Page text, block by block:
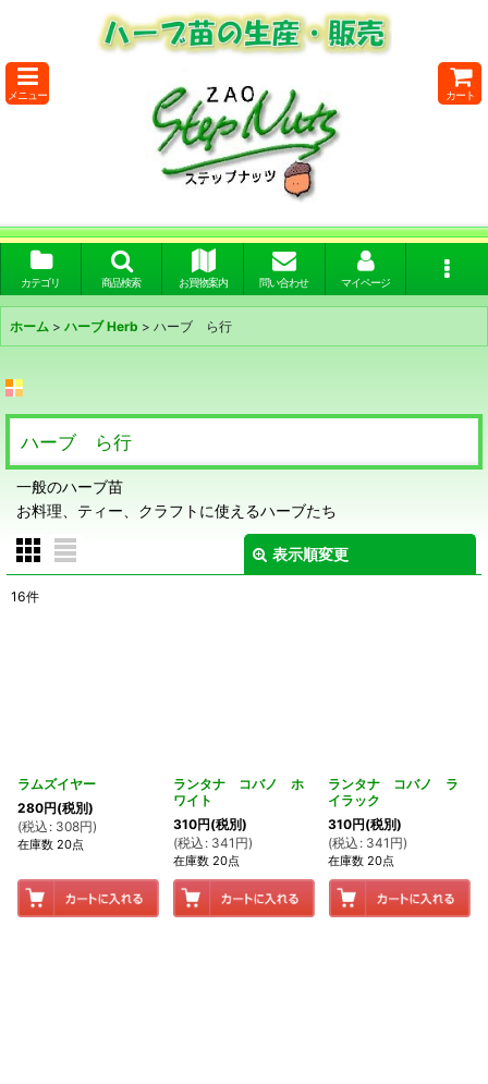
メニュー カート
カテゴリ 商品検索 お買物案内 問い合わせ マイページ
ホーム > ハーブ Herb > ハーブ ら行
ハーブ ら行
一般のハーブ苗
お料理、ティー、クラフトに使えるハーブたち
表示順変更
16件
ラムズイヤー
280円(税別)
(税込 : 308円)
在庫数 20点
ランタナ コバノ ホ
ワイト
310円(税別)
(税込 : 341 円)
在庫数 20点
ランタナ コバノ ラ
イラック
310円(税別)
(税込 : 341 円)
在庫数 20点